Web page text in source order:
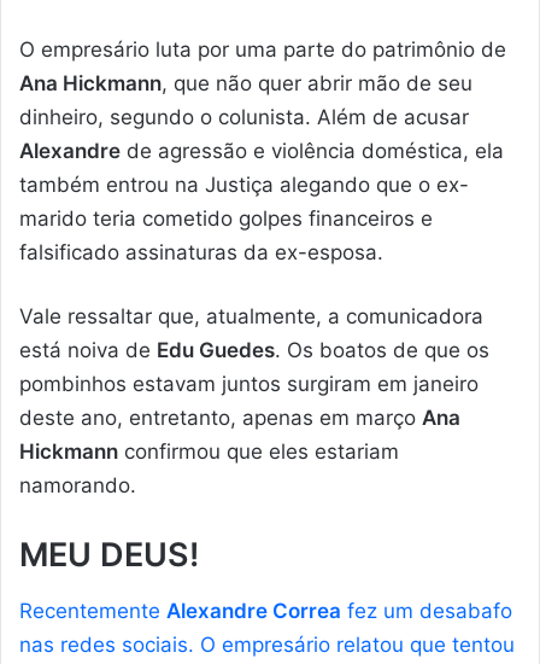
O empresário luta por uma parte do patrimônio de
Ana Hickmann, que não quer abrir mão de seu
dinheiro, segundo o colunista. Além de acusar
Alexandre de agressão e violência doméstica, ela
também entrou na Justiça alegando que o ex-
marido teria cometido golpes financeiros e
falsificado assinaturas da ex-esposa.
Vale ressaltar que, atualmente, a comunicadora
está noiva de Edu Guedes. Os boatos de que os
pombinhos estavam juntos surgiram em janeiro
deste ano, entretanto, apenas em março Ana
Hickmann confirmou que eles estariam
namorando.
MEU DEUS!
Recentemente Alexandre Correa fez um desabafo
nas redes sociais. O empresário relatou que tentou